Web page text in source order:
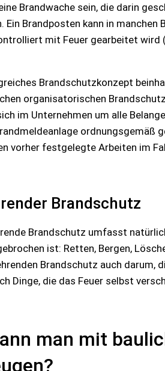
Brandwache sein, die darin
Ein Brandposten kann in
mit Feuer gearbeitet wird
Brandschutzkonzept
organisatorischen
im Unternehmen um alle
vorher festgelegte Arbeiten im
Brandschutz
Brandschutz umfasst
ist: Retten, Bergen,
Brandschutz auch darum,
Dinge, die das Feuer selbst
man mit